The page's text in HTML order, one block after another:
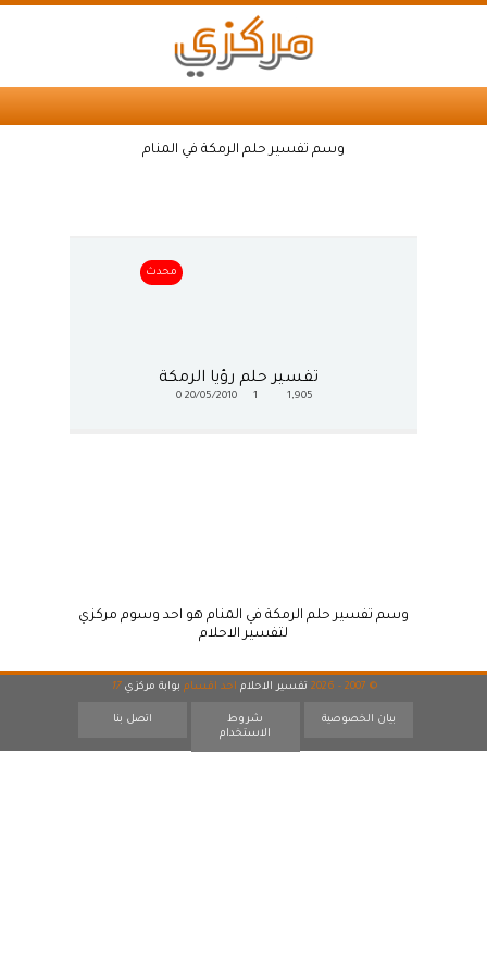
وسم تفسير حلم الرمكة في المنام
محدث
تفسير حلم رؤيا الرمكة
1,905
20/05/2010
0
وسم تفسير حلم الرمكة في المنام هو احد وسوم مركزي
لتفسير الاحلام
© 2007 - 2026 تفسير الاحلام احد اقسام بوابة مركزي 17
بيان الخصوصية
شروط
الاستخدام
اتصل بنا